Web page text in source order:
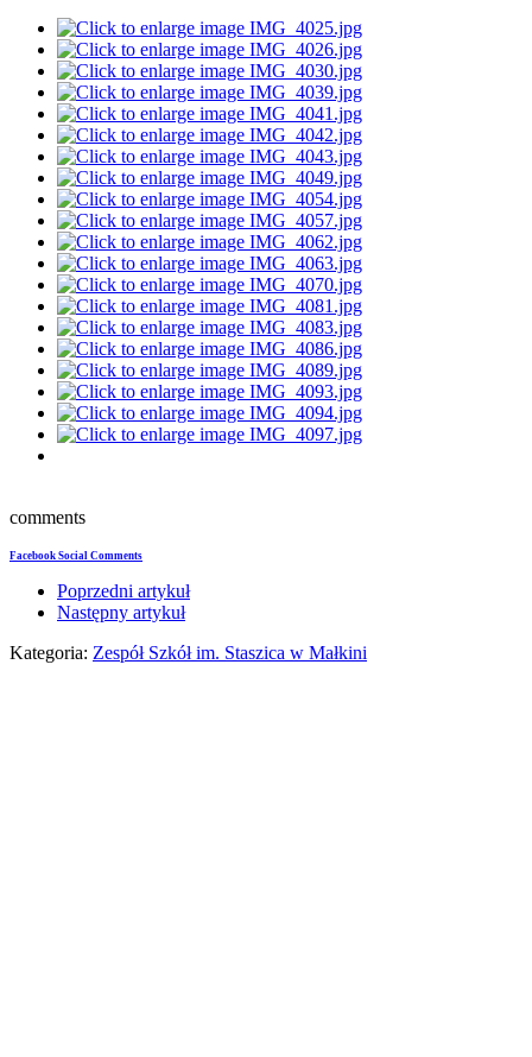
comments
Facebook Social Comments
Poprzedni artykuł
Następny artykuł
Kategoria: Zespół Szkół im. Staszica w Małkini